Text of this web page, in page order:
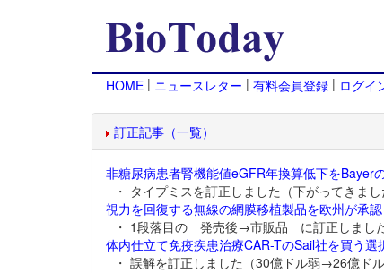
HOME | ニュースレター | 有料会員登録 | ログイ
訂正記事（一覧）
非糖尿病患者腎機能値eGFR年換算低下をBayer
・ タイプミスを訂正しました（下がってきま
視力を回復する無線の網膜移植製品を欧州が承認
・ 1段落目の 発売後→市販品 に訂正しました
体内仕立て免疫疾患治療CAR-TのSail社を買う選
・ 誤解を訂正しました（30億ドル弱→26億ドル